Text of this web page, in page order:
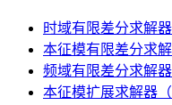
时域有限差分求解器
本征模有限差分求解
频域有限差分求解器
本征模扩展求解器（